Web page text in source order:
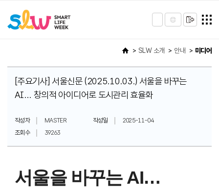
SLW 소개 안내 미디어
[주요기사] 서울신문 (2025.10.03.) 서울을 바꾸는
AI... 창의적 아이디어로 도시관리 효율화
작성자 MASTER 작성일
2025-11-04
조회수
39263
서울을 바꾸는 AI…